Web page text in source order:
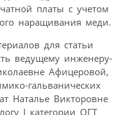
платы с учетом
наращивания меди.
для статьи
ведущему инженеру-
Афицеровой,
гальванических
Наталье Викторовне
I категории ОГТ